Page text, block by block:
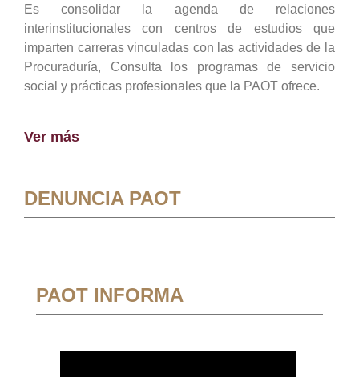
Es consolidar la agenda de relaciones
interinstitucionales con centros de estudios que
imparten carreras vinculadas con las actividades de la
Procuraduría, Consulta los programas de servicio
social y prácticas profesionales que la PAOT ofrece.
Ver más
DENUNCIA PAOT
PAOT INFORMA